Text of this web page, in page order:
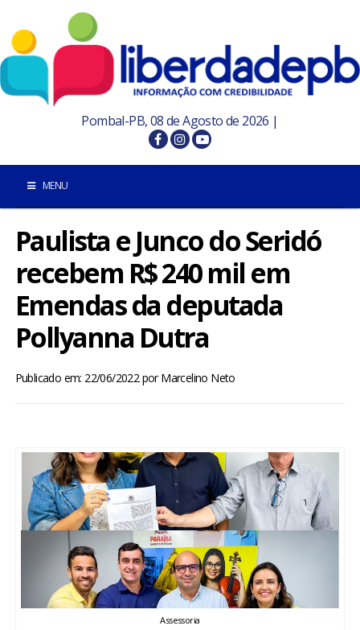
Pombal-PB, 08 de Agosto de 2026 |
MENU
POMBAL E REGIÃO
ESPORTES
ENTRETENIMENTO
ENQUETE
TV LPB
Paulista e Junco do Seridó
recebem R$ 240 mil em
Emendas da deputada
Pollyanna Dutra
Publicado em: 22/06/2022porMarcelino Neto
Assessoria